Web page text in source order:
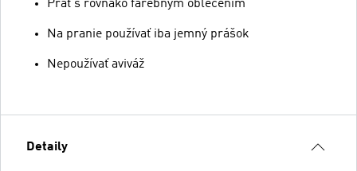
Prať s rovnako farebným oblečením
Na pranie používať iba jemný prášok
Nepoužívať aviváž
Detaily